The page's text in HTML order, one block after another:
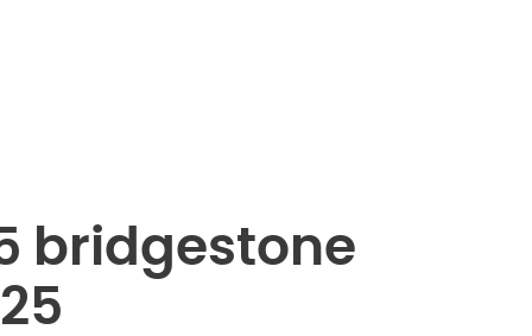
bridgestone